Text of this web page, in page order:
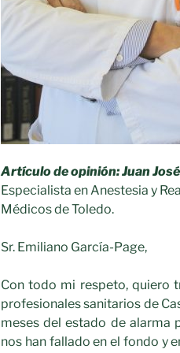
Artículo de opinión: Juan
Especialista en Anestesia y
Médicos de Toledo.
Sr. Emiliano García-Page,
Con todo mi respeto, quiero
profesionales sanitarios de
meses del estado de alarma
nos han fallado en el fondo y